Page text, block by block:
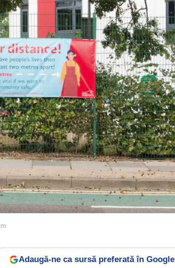
Adaugă-ne ca sursă preferată în Google